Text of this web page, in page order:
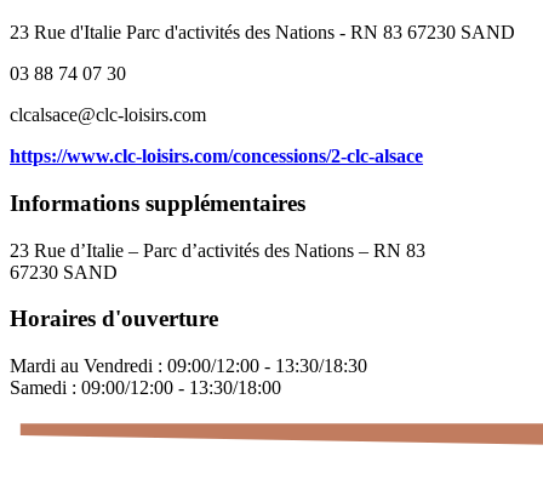
23 Rue d'Italie Parc d'activités des Nations - RN 83 67230 SAND
03 88 74 07 30
clcalsace@clc-loisirs.com
https://www.clc-loisirs.com/concessions/2-clc-alsace
Informations supplémentaires
23 Rue d’Italie – Parc d’activités des Nations – RN 83
67230 SAND
Horaires d'ouverture
Mardi au Vendredi : 09:00/12:00 - 13:30/18:30
Samedi : 09:00/12:00 - 13:30/18:00